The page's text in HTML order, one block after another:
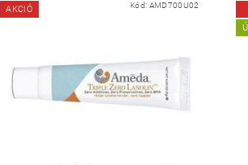
AKCIÓ Kód: AMD700U02